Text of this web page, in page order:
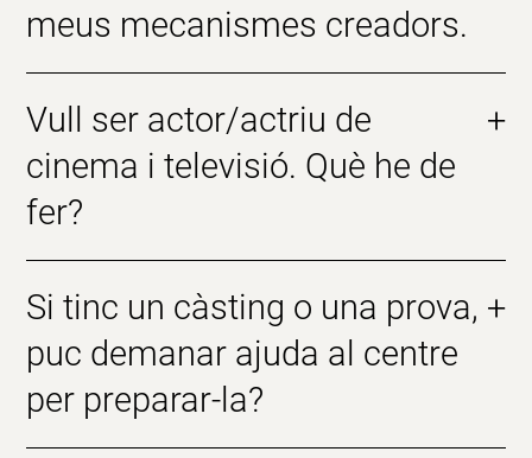
meus mecanismes creadors.
Vull ser actor/actriu de
cinema i televisió. Què he de
fer?
+
Si tinc un càsting o una prova,
puc demanar ajuda al centre
per preparar-la?
+